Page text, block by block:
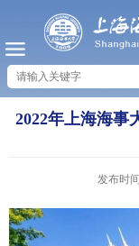
2022年上海海事
发布时